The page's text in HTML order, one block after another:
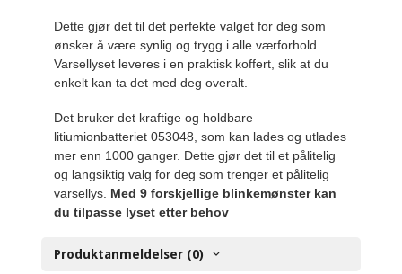
Dette gjør det til det perfekte valget for deg som
ønsker å være synlig og trygg i alle værforhold.
Varsellyset leveres i en praktisk koffert, slik at du
enkelt kan ta det med deg overalt.
Det bruker det kraftige og holdbare
litiumionbatteriet 053048, som kan lades og utlades
mer enn 1000 ganger. Dette gjør det til et pålitelig
og langsiktig valg for deg som trenger et pålitelig
varsellys. Med 9 forskjellige blinkemønster kan
du tilpasse lyset etter behov
Produktanmeldelser (0)